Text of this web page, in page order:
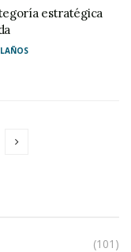
estratégica
(101)